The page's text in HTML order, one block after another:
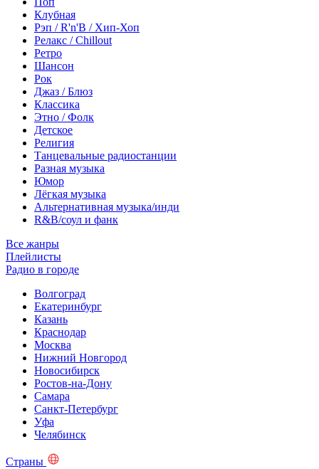
Клубная
Рэп / R'n'B / Хип-Хоп
Релакс / Chillout
Ретро
Шансон
Рок
Джаз / Блюз
Классика
Этно / Фолк
Детское
Религия
Танцевальные радиостанции
Разная музыка
Юмор
Лёгкая музыка
Альтернативная музыка/инди
R&B/cоул и фанк
Все жанры
Плейлисты
Радио в городе
Волгоград
Екатеринбург
Казань
Краснодар
Москва
Нижний Новгород
Новосибирск
Ростов-на-Дону
Самара
Санкт-Петербург
Уфа
Челябинск
Страны